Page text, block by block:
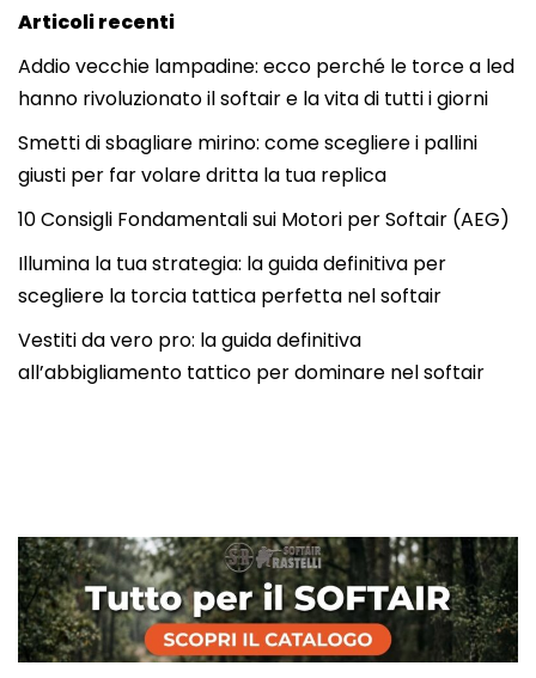
Articoli recenti
Addio vecchie lampadine: ecco perché le torce a led
hanno rivoluzionato il softair e la vita di tutti i giorni
Smetti di sbagliare mirino: come scegliere i pallini
giusti per far volare dritta la tua replica
10 Consigli Fondamentali sui Motori per Softair (AEG)
Illumina la tua strategia: la guida definitiva per
scegliere la torcia tattica perfetta nel softair
Vestiti da vero pro: la guida definitiva
all’abbigliamento tattico per dominare nel softair